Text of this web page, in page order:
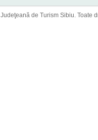
de Turism Sibiu. Toate